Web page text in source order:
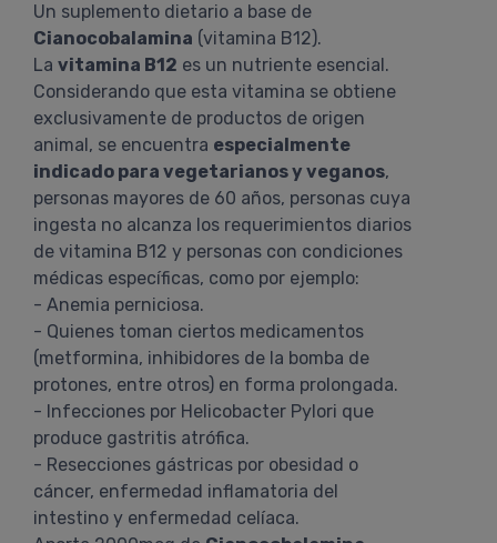
Un suplemento dietario a base de
Cianocobalamina (vitamina B12).
La vitamina B12 es un nutriente esencial.
Considerando que esta vitamina se obtiene
exclusivamente de productos de origen
animal, se encuentra especialmente
indicado para vegetarianos y veganos,
personas mayores de 60 años, personas cuya
ingesta no alcanza los requerimientos diarios
de vitamina B12 y personas con condiciones
médicas específicas, como por ejemplo:
- Anemia perniciosa.
- Quienes toman ciertos medicamentos
(metformina, inhibidores de la bomba de
protones, entre otros) en forma prolongada.
- Infecciones por Helicobacter Pylori que
produce gastritis atrófica.
- Resecciones gástricas por obesidad o
cáncer, enfermedad inflamatoria del
intestino y enfermedad celíaca.